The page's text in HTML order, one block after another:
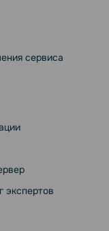
сервиса
экспертов